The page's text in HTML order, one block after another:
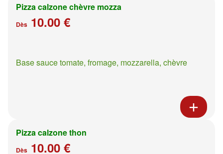
Pizza calzone chèvre mozza
Dès 10.00 €
Base sauce tomate, fromage, mozzarella, chèvre
Pizza calzone thon
Dès 10.00 €